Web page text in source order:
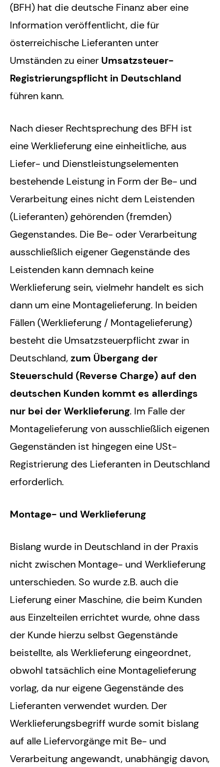
(BFH) hat die deutsche Finanz aber eine
Information veröffentlicht, die für
österreichische Lieferanten unter
Umständen zu einer Umsatzsteuer-
Registrierungspflicht in Deutschland
führen kann.
Nach dieser Rechtsprechung des BFH ist
eine Werklieferung eine einheitliche, aus
Liefer- und Dienstleistungselementen
bestehende Leistung in Form der Be- und
Verarbeitung eines nicht dem Leistenden
(Lieferanten) gehörenden (fremden)
Gegenstandes. Die Be- oder Verarbeitung
ausschließlich eigener Gegenstände des
Leistenden kann demnach keine
Werklieferung sein, vielmehr handelt es sich
dann um eine Montagelieferung. In beiden
Fällen (Werklieferung / Montagelieferung)
besteht die Umsatzsteuerpflicht zwar in
Deutschland, zum Übergang der
Steuerschuld (Reverse Charge) auf den
deutschen Kunden kommt es allerdings
nur bei der Werklieferung. Im Falle der
Montagelieferung von ausschließlich eigenen
Gegenständen ist hingegen eine USt-
Registrierung des Lieferanten in Deutschland
erforderlich.
Montage- und Werklieferung
Bislang wurde in Deutschland in der Praxis
nicht zwischen Montage- und Werklieferung
unterschieden. So wurde z.B. auch die
Lieferung einer Maschine, die beim Kunden
aus Einzelteilen errichtet wurde, ohne dass
der Kunde hierzu selbst Gegenstände
beistellte, als Werklieferung eingeordnet,
obwohl tatsächlich eine Montagelieferung
vorlag, da nur eigene Gegenstände des
Lieferanten verwendet wurden. Der
Werklieferungsbegriff wurde somit bislang
auf alle Liefervorgänge mit Be- und
Verarbeitung angewandt, unabhängig davon,